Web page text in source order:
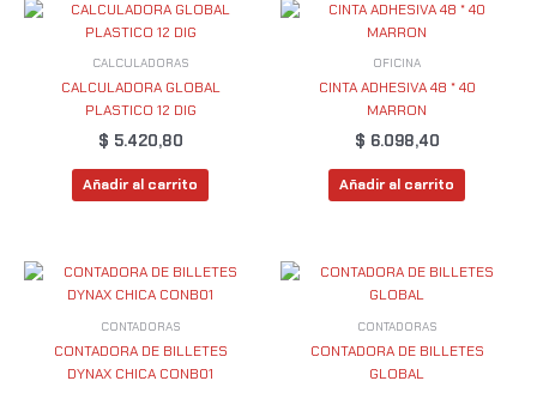
CALCULADORAS
CALCULADORA GLOBAL
PLASTICO 12 DIG
$ 5.420,80
Añadir al carrito
OFICINA
CINTA ADHESIVA 48 * 40
MARRON
$ 6.098,40
Añadir al carrito
CONTADORAS
CONTADORA DE BILLETES
DYNAX CHICA CONB01
CONTADORAS
CONTADORA DE BILLETES
GLOBAL